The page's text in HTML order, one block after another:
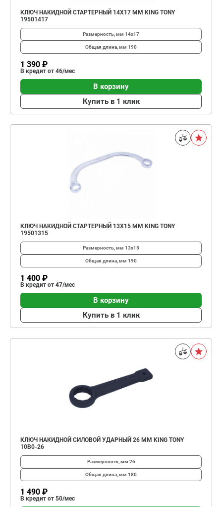
КЛЮЧ НАКИДНОЙ СТАРТЕРНЫЙ 14X17 ММ KING TONY
19501417
Размерность, мм 14х17
Общая длина, мм 190
1 390 ₽
В кредит от 46/мес
В корзину
Купить в 1 клик
КЛЮЧ НАКИДНОЙ СТАРТЕРНЫЙ 13X15 ММ KING TONY
19501315
Размерность, мм 13х15
Общая длина, мм 190
1 400 ₽
В кредит от 47/мес
В корзину
Купить в 1 клик
КЛЮЧ НАКИДНОЙ СИЛОВОЙ УДАРНЫЙ 26 ММ KING TONY
10B0-26
Размерность, мм 26
Общая длина, мм 180
1 490 ₽
В кредит от 50/мес